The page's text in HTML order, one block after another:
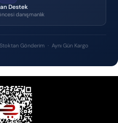
Destek
danışmanlık
Gönderim · Aynı Gün Kargo